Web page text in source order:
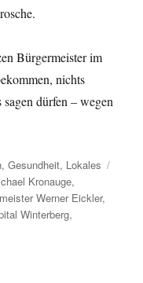
Bürgermeister im
nichts
dürfen – wegen
,Gesundheit, Lokales
Kronauge,
Werner Eickler,
Winterberg,